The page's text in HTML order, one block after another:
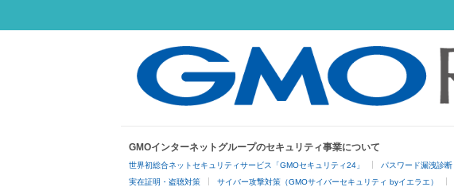
GMOインターネットグループのセキュリティ事業について
世界初総合ネットセキュリティサービス「GMOセキュリティ24」 パスワード漏洩診断
実在証明・盗聴対策 サイバー攻撃対策（GMOサイバーセキュリティ byイエラエ）